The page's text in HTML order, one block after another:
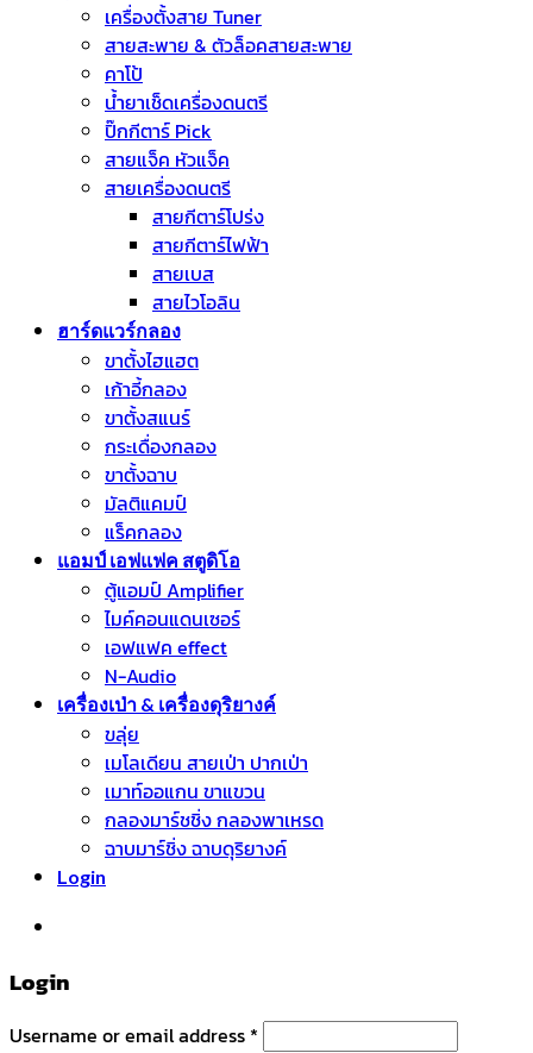
เครื่องตั้งสาย Tuner
สายสะพาย & ตัวล็อคสายสะพาย
คาโป้
น้ำยาเช็ดเครื่องดนตรี
ปิ๊กกีตาร์ Pick
สายแจ็ค หัวแจ็ค
สายเครื่องดนตรี
สายกีตาร์โปร่ง
สายกีตาร์ไฟฟ้า
สายเบส
สายไวโอลิน
ฮาร์ดแวร์กลอง
ขาตั้งไฮแฮต
เก้าอี้กลอง
ขาตั้งสแนร์
กระเดื่องกลอง
ขาตั้งฉาบ
มัลติแคมป์
แร็คกลอง
แอมป์ เอฟแฟค สตูดิโอ
ตู้แอมป์ Amplifier
ไมค์คอนแดนเซอร์
เอฟแฟค effect
N-Audio
เครื่องเป่า & เครื่องดุริยางค์
ขลุ่ย
เมโลเดียน สายเป่า ปากเป่า
เมาท์ออแกน ขาแขวน
กลองมาร์ชชิ่ง กลองพาเหรด
ฉาบมาร์ชิ่ง ฉาบดุริยางค์
Login
Login
Username or email address *